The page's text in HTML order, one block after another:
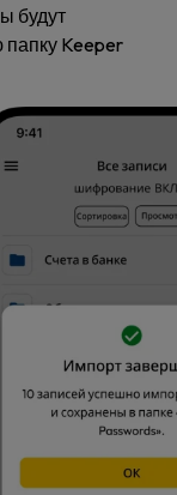
будут
Keeper